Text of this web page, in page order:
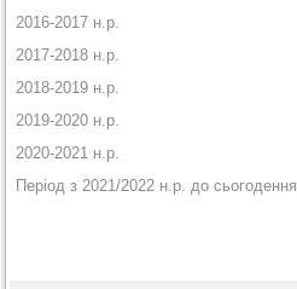
2016-2017 н.р.
2017-2018 н.р.
2018-2019 н.р.
2019-2020 н.р.
2020-2021 н.р.
Період з 2021/2022 н.р. до сьогодення